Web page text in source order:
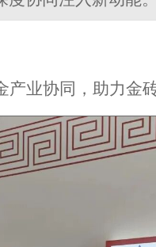
业协同，助力金